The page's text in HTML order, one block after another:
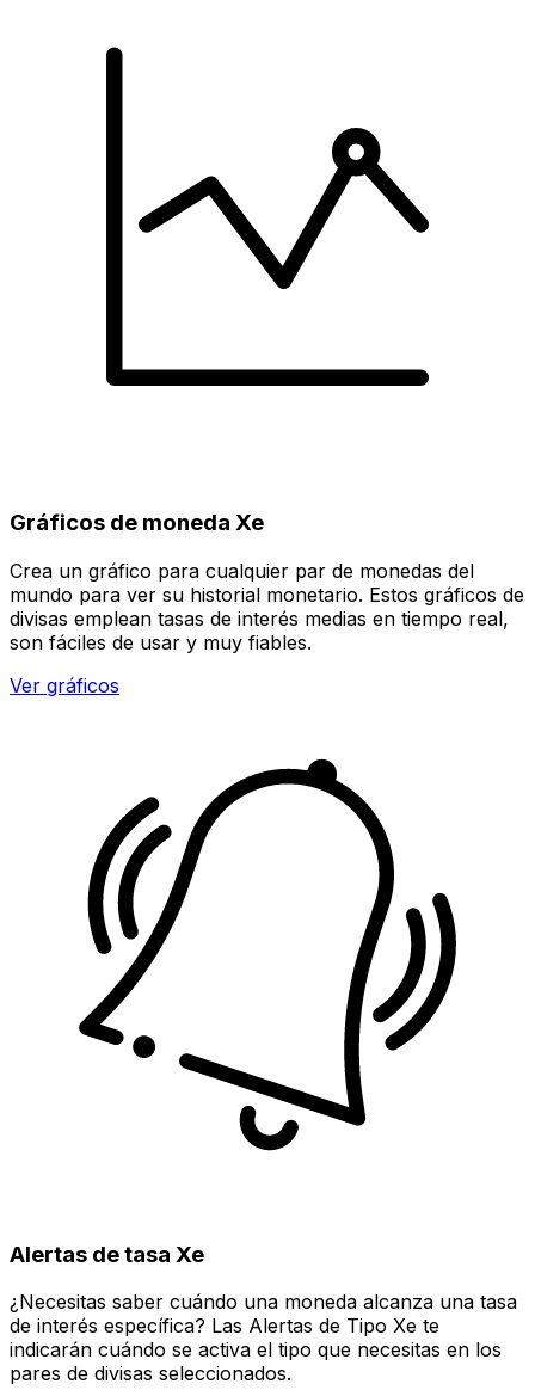
Gráficos de moneda Xe
Crea un gráfico para cualquier par de monedas del
mundo para ver su historial monetario. Estos gráficos de
divisas emplean tasas de interés medias en tiempo real,
son fáciles de usar y muy fiables.
Ver gráficos
Alertas de tasa Xe
¿Necesitas saber cuándo una moneda alcanza una tasa
de interés específica? Las Alertas de Tipo Xe te
indicarán cuándo se activa el tipo que necesitas en los
pares de divisas seleccionados.